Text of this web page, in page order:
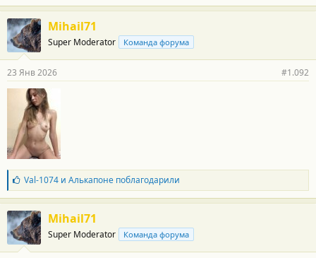
а
г
о
д
а
н
о
с
т
и
:
Mihail71
Super Moderator Команда форума
23 Янв 2026 #1.092
Б
л
а
г
о
д
а
Val-1074и Алькапонепоблагодарили
Mihail71
Super Moderator Команда форума